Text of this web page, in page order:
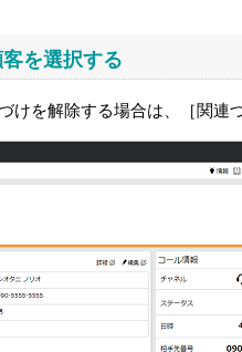
を選択する
けを解除する場合は、［関連